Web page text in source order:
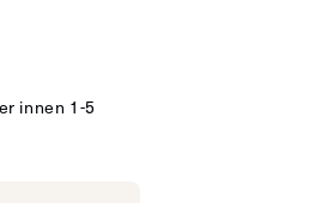
innen 1-5